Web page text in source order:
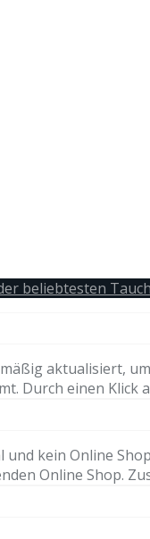
beliebtesten
aktualisiert,
Durch einen
kein Online
Online Shop.